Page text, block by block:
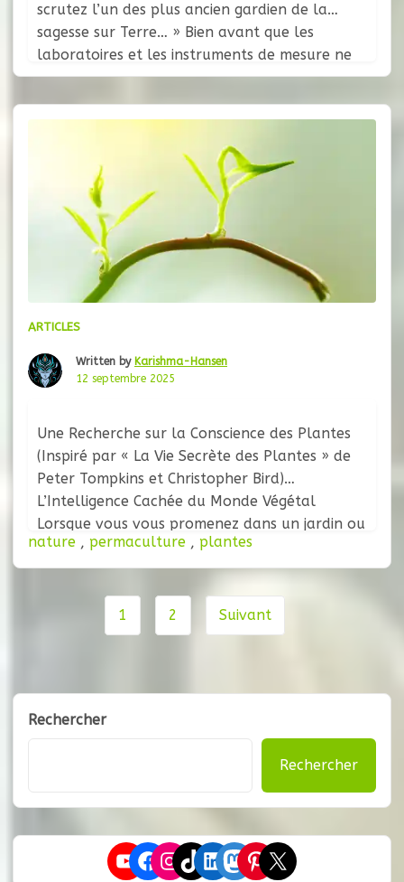
scrutez l’un des plus ancien gardien de la
sagesse sur Terre… » Bien avant que les
laboratoires et les instruments de mesure ne
confirment ce que les mystiques chuchotaient
depuis des siècles, une poignée de pionniers,
passionné par le règne végétal, commençait à
ARTICLES
Written by Karishma-Hansen
12 septembre 2025
Une Recherche sur la Conscience des Plantes
(Inspiré par « La Vie Secrète des Plantes » de
Peter Tompkins et Christopher Bird)
L’Intelligence Cachée du Monde Végétal
Lorsque vous vous promenez dans un jardin ou
que vous vous abritez sous un arbre, vous
ressentez peut-être une impression de calme,
nature , permaculture , plantes
Navigation
1 2 Suivant
Rechercher
Rechercher
YouTube
Facebook
Instagram
TikTok
LinkedIn
Mastodon
Pinterest
X